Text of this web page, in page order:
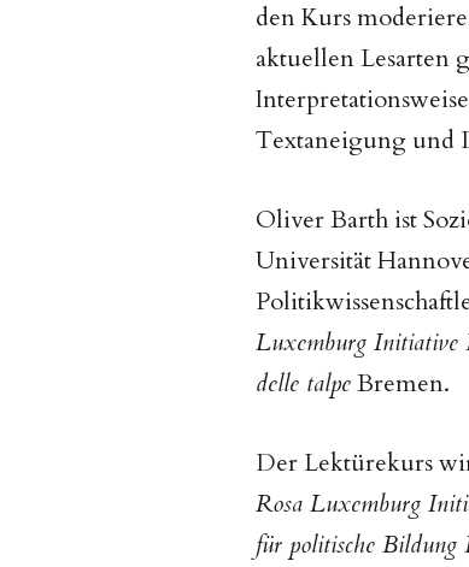
den Kurs
aktuellen Lesarten
Textaneigung und
Oliver Barth ist
Universität
Luxemburg Initiative
delle talpeBremen.
Der Lektürekurs
Rosa Luxemburg
für politische Bildung